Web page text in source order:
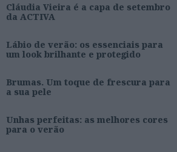
Cláudia Vieira é a capa de setembro
da ACTIVA
Lábio de verão: os essenciais para
um look brilhante e protegido
Brumas. Um toque de frescura para
a sua pele
Unhas perfeitas: as melhores cores
para o verão